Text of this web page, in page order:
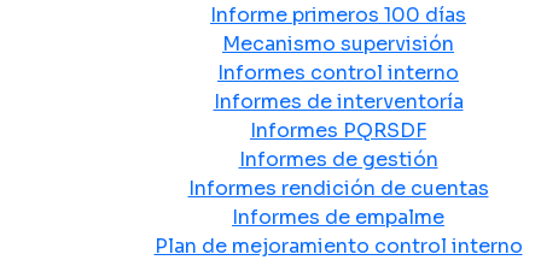
Informe primeros 100 días
Mecanismo supervisión
Informes control interno
Informes de interventoría
Informes PQRSDF
Informes de gestión
Informes rendición de cuentas
Informes de empalme
Plan de mejoramiento control interno